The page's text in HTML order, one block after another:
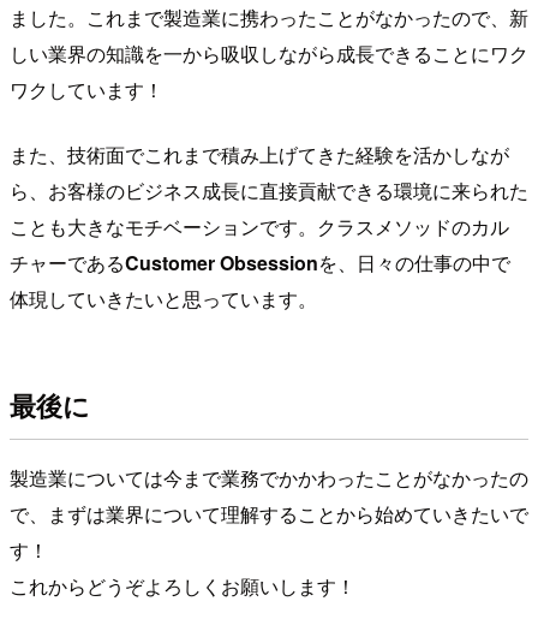
ました。これまで製造業に携わったことがなかったので、新
しい業界の知識を一から吸収しながら成長できることにワク
ワクしています！
また、技術面でこれまで積み上げてきた経験を活かしなが
ら、お客様のビジネス成長に直接貢献できる環境に来られた
ことも大きなモチベーションです。クラスメソッドのカル
チャーであるCustomer Obsessionを、日々の仕事の中で
体現していきたいと思っています。
最後に
製造業については今まで業務でかかわったことがなかったの
で、まずは業界について理解することから始めていきたいで
す！
これからどうぞよろしくお願いします！